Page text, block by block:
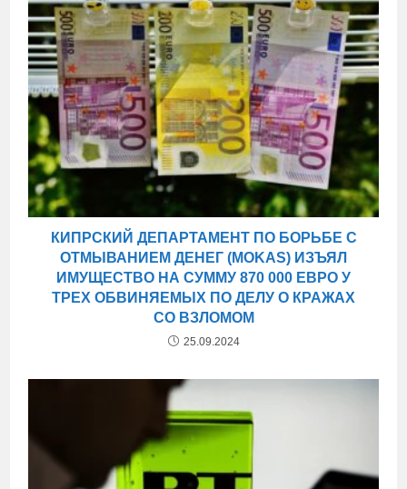
КИПРСКИЙ ДЕПАРТАМЕНТ ПО БОРЬБЕ С
ОТМЫВАНИЕМ ДЕНЕГ (MOKAS) ИЗЪЯЛ
ИМУЩЕСТВО НА СУММУ 870 000 ЕВРО У
ТРЕХ ОБВИНЯЕМЫХ ПО ДЕЛУ О КРАЖАХ
СО ВЗЛОМОМ
25.09.2024